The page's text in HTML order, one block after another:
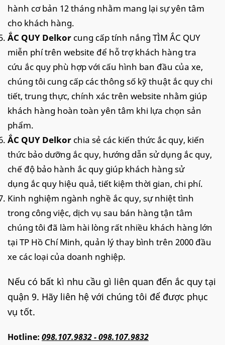
hành cơ bản 12 tháng nhằm mang lại sự yên tâm
cho khách hàng.
ẮC QUY Delkor cung cấp tính nắng TÌM ẮC QUY
miễn phí trên website để hỗ trợ khách hàng tra
cứu ắc quy phù hợp với cấu hình ban đầu của xe,
chúng tôi cung cấp các thông số kỹ thuật ắc quy chi
tiết, trung thực, chính xác trên website nhằm giúp
khách hàng hoàn toàn yên tâm khi lựa chọn sản
phẩm.
ẮC QUY Delkor chia sẻ các kiến thức ắc quy, kiến
thức bảo dưỡng ắc quy, hướng dẫn sử dụng ắc quy,
chế độ bảo hành ắc quy giúp khách hàng sử
dụng ắc quy hiệu quả, tiết kiệm thời gian, chi phí.
Kinh nghiệm ngành nghề ắc quy, sự nhiệt tình
trong công việc, dịch vụ sau bán hàng tận tâm
chúng tôi đã làm hài lòng rất nhiều khách hàng lớn
tại TP Hồ Chí Minh, quản lý thay bình trên 2000 đầu
xe các loại của doanh nghiệp.
Nếu có bất kì nhu cầu gì liên quan đến ắc quy tại
quận 9. Hãy liên hệ với chúng tôi để được phục
vụ tốt.
Hotline: 098.107.9832 - 098.107.9832